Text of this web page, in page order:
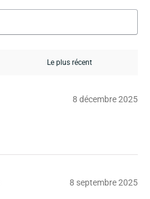
8 décembre 2025
8 septembre 2025